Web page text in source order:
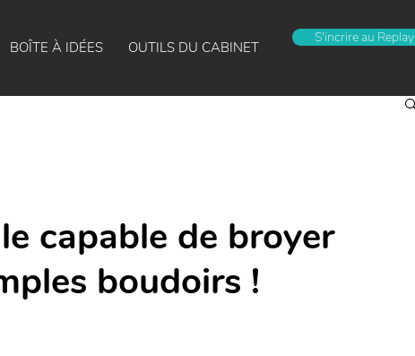
BOÎTE À IDÉES OUTILS DU CABINET
S'incrire au Replay
capable de broyer
boudoirs !